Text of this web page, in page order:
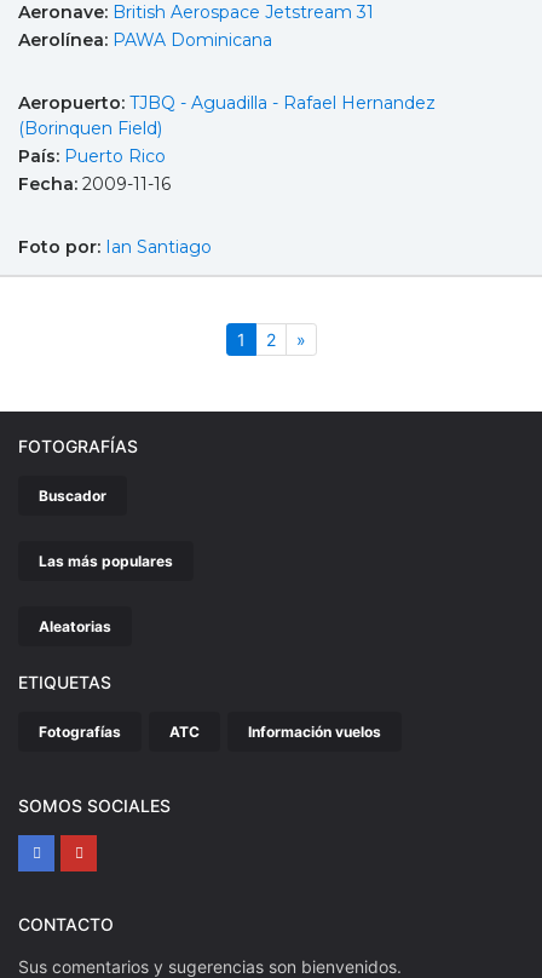
Aeronave: British Aerospace Jetstream 31
Aerolínea: PAWA Dominicana
Aeropuerto: TJBQ - Aguadilla - Rafael Hernandez
(Borinquen Field)
País: Puerto Rico
Fecha: 2009-11-16
Foto por: Ian Santiago
1 (actual)
2 »Siguiente
FOTOGRAFÍAS
Buscador
Las más populares
Aleatorias
ETIQUETAS
Fotografías ATC Información vuelos
SOMOS SOCIALES
CONTACTO
Sus comentarios y sugerencias son bienvenidos.